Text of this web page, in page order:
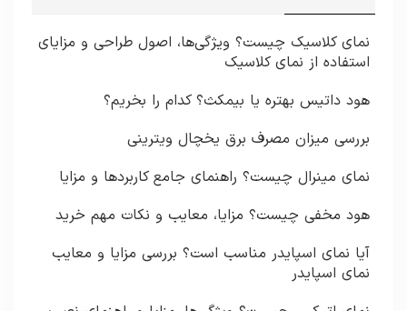
نمای کلاسیک چیست؟ ویژگی‌ها، اصول طراحی و مزایای
استفاده از نمای کلاسیک
هود داتیس بهتره یا بیمکث؟ کدام را بخریم؟
بررسی میزان مصرف برق یخچال ویترینی
نمای مینرال چیست؟ راهنمای جامع کاربردها و مزایا
هود مخفی چیست؟ مزایا، معایب و نکات مهم خرید
آیا نمای اسپایدر مناسب است؟ بررسی مزایا و معایب
نمای اسپایدر